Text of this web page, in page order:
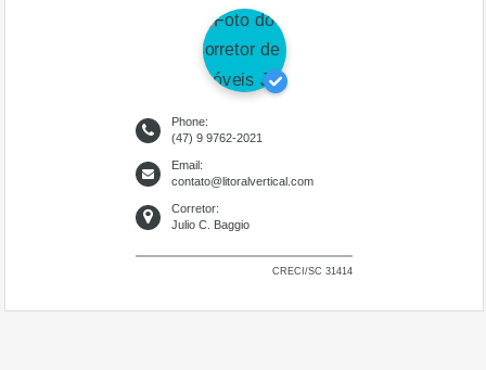
Phone:
(47) 9 9762-2021
Email:
contato@litoralvertical.com
Corretor:
Julio C. Baggio
CRECI/SC 31414